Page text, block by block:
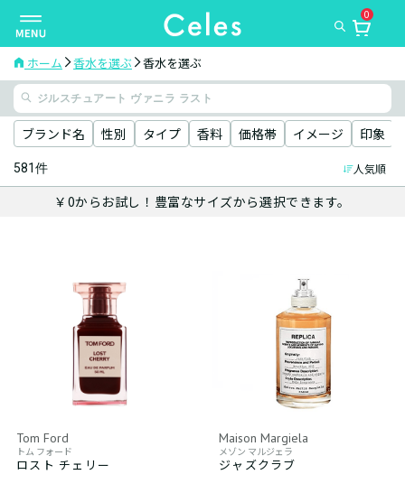
ナ
ビ
ゲ
ー
シ
ョ
ン
を
0
ホーム 香水を選ぶ 香水を選ぶ
ブランド名 性別 タイプ 香料 価格帯 イメージ 印象
581件 人気順
￥0からお試し！豊富なサイズから選択できます。
Tom Ford
トム フォード
ロスト チェリー
Maison Margiela
メゾン マルジェラ
ジャズクラブ